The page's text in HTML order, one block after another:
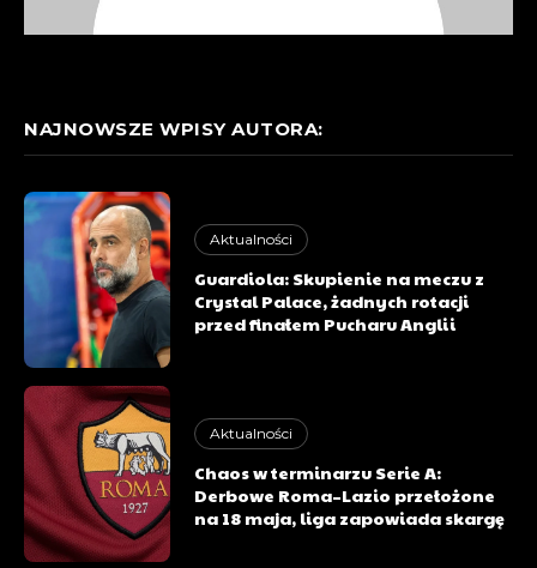
NAJNOWSZE WPISY AUTORA:
Aktualności
Guardiola: Skupienie na meczu z
Crystal Palace, żadnych rotacji
przed finałem Pucharu Anglii
Aktualności
Chaos w terminarzu Serie A:
Derbowe Roma–Lazio przełożone
na 18 maja, liga zapowiada skargę